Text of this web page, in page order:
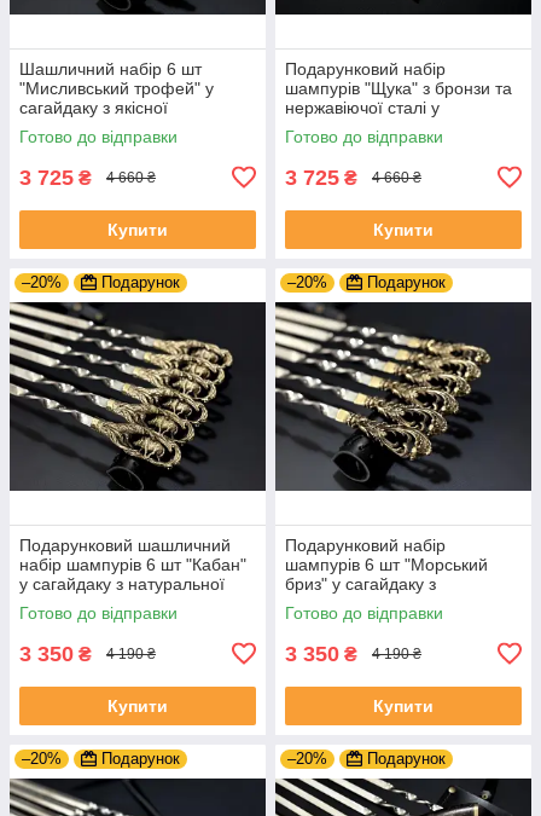
Шашличний набір 6 шт
"Мисливський трофей" у
сагайдаку з якісної
натуральної шкіри
Готово до відправки
3 725 ₴ 4 660 ₴
Купити
Подарунковий набір
шампурів "Щука" з бронзи та
нержавіючої сталі у
шкіряному сагайдаку
Готово до відправки
3 725 ₴ 4 660 ₴
Купити
–20% Подарунок
Подарунковий шашличний
набір шампурів 6 шт "Кабан"
у сагайдаку з натуральної
шкіри
Готово до відправки
3 350 ₴ 4 190 ₴
Купити
–20% Подарунок
Подарунковий набір
шампурів 6 шт "Морський
бриз" у сагайдаку з
натуральної шкіри
Готово до відправки
3 350 ₴ 4 190 ₴
Купити
–20% Подарунок –20% Подарунок